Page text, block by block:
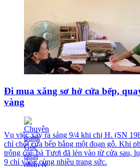
Đi mua xăng sơ hở cửa bếp,
vàng
Vụ việc xảy ra sáng 9/4 khi chị H. (SN
chỉ chốt cửa bếp bằng một đoạn gỗ. Khi
trông coi, bà Tươi đã lẻn vào từ cửa sau,
9 chỉ vàng cùng nhiều trang sức.